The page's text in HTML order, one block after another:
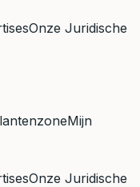
Onze Juridische
Mijn
Onze Juridische